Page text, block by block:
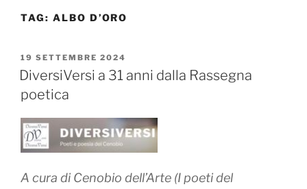
TAG: ALBO D’ORO
PUBBLICATO
IL
19 SETTEMBRE 2024
DiversiVersi a 31 anni dalla Rassegna
poetica
A cura di Cenobio dell’Arte (I poeti del